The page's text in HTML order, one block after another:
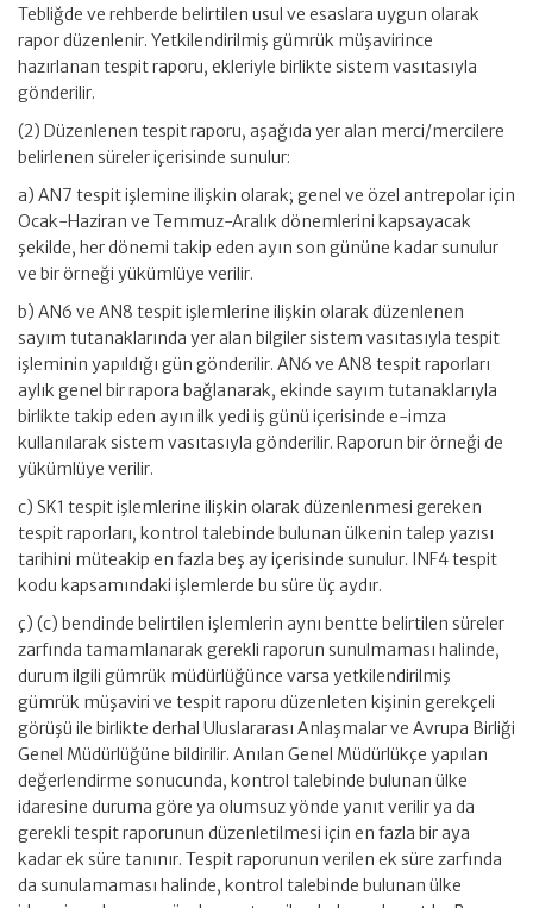
Tebliğde ve rehberde belirtilen usul ve esaslara uygun olarak
rapor düzenlenir. Yetkilendirilmiş gümrük müşavirince
hazırlanan tespit raporu, ekleriyle birlikte sistem vasıtasıyla
gönderilir.
(2) Düzenlenen tespit raporu, aşağıda yer alan merci/mercilere
belirlenen süreler içerisinde sunulur:
a) AN7 tespit işlemine ilişkin olarak; genel ve özel antrepolar için
Ocak-Haziran ve Temmuz-Aralık dönemlerini kapsayacak
şekilde, her dönemi takip eden ayın son gününe kadar sunulur
ve bir örneği yükümlüye verilir.
b) AN6 ve AN8 tespit işlemlerine ilişkin olarak düzenlenen
sayım tutanaklarında yer alan bilgiler sistem vasıtasıyla tespit
işleminin yapıldığı gün gönderilir. AN6 ve AN8 tespit raporları
aylık genel bir rapora bağlanarak, ekinde sayım tutanaklarıyla
birlikte takip eden ayın ilk yedi iş günü içerisinde e-imza
kullanılarak sistem vasıtasıyla gönderilir. Raporun bir örneği de
yükümlüye verilir.
c) SK1 tespit işlemlerine ilişkin olarak düzenlenmesi gereken
tespit raporları, kontrol talebinde bulunan ülkenin talep yazısı
tarihini müteakip en fazla beş ay içerisinde sunulur. INF4 tespit
kodu kapsamındaki işlemlerde bu süre üç aydır.
ç) (c) bendinde belirtilen işlemlerin aynı bentte belirtilen süreler
zarfında tamamlanarak gerekli raporun sunulmaması halinde,
durum ilgili gümrük müdürlüğünce varsa yetkilendirilmiş
gümrük müşaviri ve tespit raporu düzenleten kişinin gerekçeli
görüşü ile birlikte derhal Uluslararası Anlaşmalar ve Avrupa Birliği
Genel Müdürlüğüne bildirilir. Anılan Genel Müdürlükçe yapılan
değerlendirme sonucunda, kontrol talebinde bulunan ülke
idaresine duruma göre ya olumsuz yönde yanıt verilir ya da
gerekli tespit raporunun düzenletilmesi için en fazla bir aya
kadar ek süre tanınır. Tespit raporunun verilen ek süre zarfında
da sunulamaması halinde, kontrol talebinde bulunan ülke